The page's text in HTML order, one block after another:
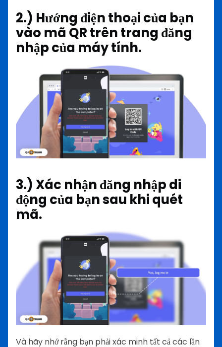
2.) Hướng điện thoại của bạn
vào mã QR trên trang đăng
nhập của máy tính.
3.) Xác nhận đăng nhập di
động của bạn sau khi quét
mã.
Và hãy nhớ rằng bạn phải xác minh tất cả các lần